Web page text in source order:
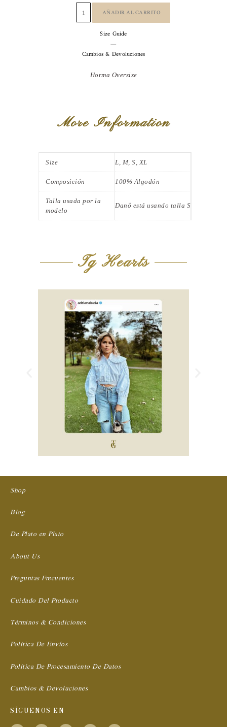
cantidad
AÑADIR AL CARRITO
Size Guide
—
Cambios & Devoluciones
Horma Oversize
More Information
Size L, M, S, XL
Composición 100% Algodón
Talla usada por la
modelo
Danö está usando talla S
Tg Hearts
Anterior
Shop
Blog
De Plato en Plato
About Us
Preguntas Frecuentes
Cuidado Del Producto
Términos & Condiciones
Política De Envíos
Política De Procesamiento De Datos
Cambios & Devoluciones
SÍGUENOS EN